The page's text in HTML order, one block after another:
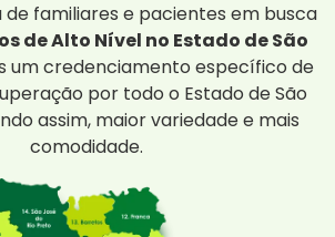
familiares e pacientes em busca
de Alto Nível no Estado de São
um credenciamento específico de
por todo o Estado de São
assim, maior variedade e mais
comodidade.